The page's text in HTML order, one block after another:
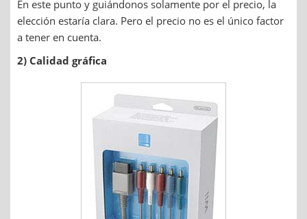
En este punto y guiándonos solamente por el precio, la
elección estaría clara. Pero el precio no es el único factor
a tener en cuenta.
2) Calidad gráfica